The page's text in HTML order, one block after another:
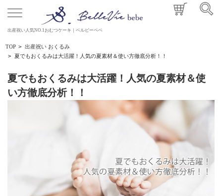
出産祝い人気NO.1おむつケーキ｜ベルビーベベ
TOP > 出産祝い おくるみ
> 夏でもおくるみは大活躍！人気の夏素材＆使い方徹底分析！！
夏でもおくるみは大活躍！人気の夏素材＆使
い方徹底分析！！